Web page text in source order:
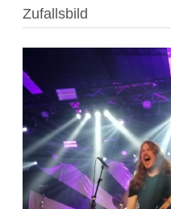
Zufallsbild